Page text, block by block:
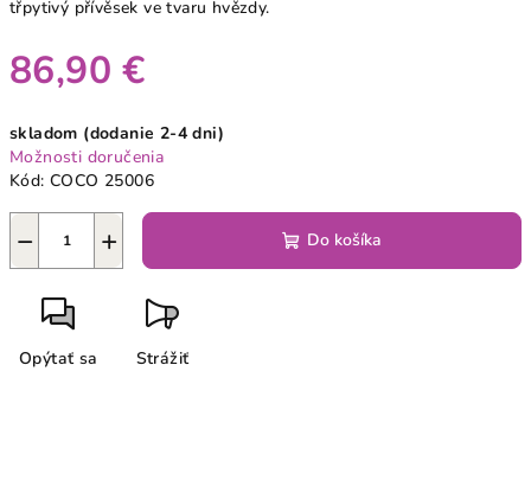
třpytivý přívěsek ve tvaru hvězdy.
86,90 €
cena:
skladom (dodanie 2-4 dni)
Možnosti doručenia
Kód: COCO 25006
+
− Do košíka
Opýtať sa Strážiť